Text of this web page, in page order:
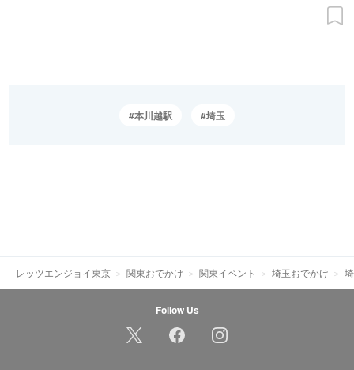
本川越駅 埼玉
レッツエンジョイ東京 関東おでかけ 関東イベント 埼玉おでかけ
Follow Us